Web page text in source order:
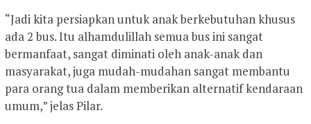
“Jadi kita persiapkan untuk anak berkebutuhan khusus
ada 2 bus. Itu alhamdulillah semua bus ini sangat
bermanfaat, sangat diminati oleh anak-anak dan
masyarakat, juga mudah-mudahan sangat membantu
para orang tua dalam memberikan alternatif kendaraan
umum,” jelas Pilar.